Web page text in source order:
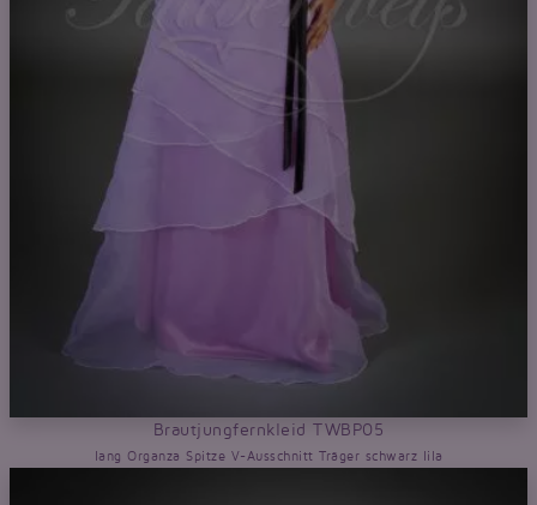
Brautjungfernkleid TWBP05
lang Organza Spitze V-Ausschnitt Träger schwarz lila